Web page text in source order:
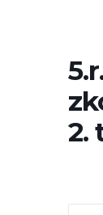
2.